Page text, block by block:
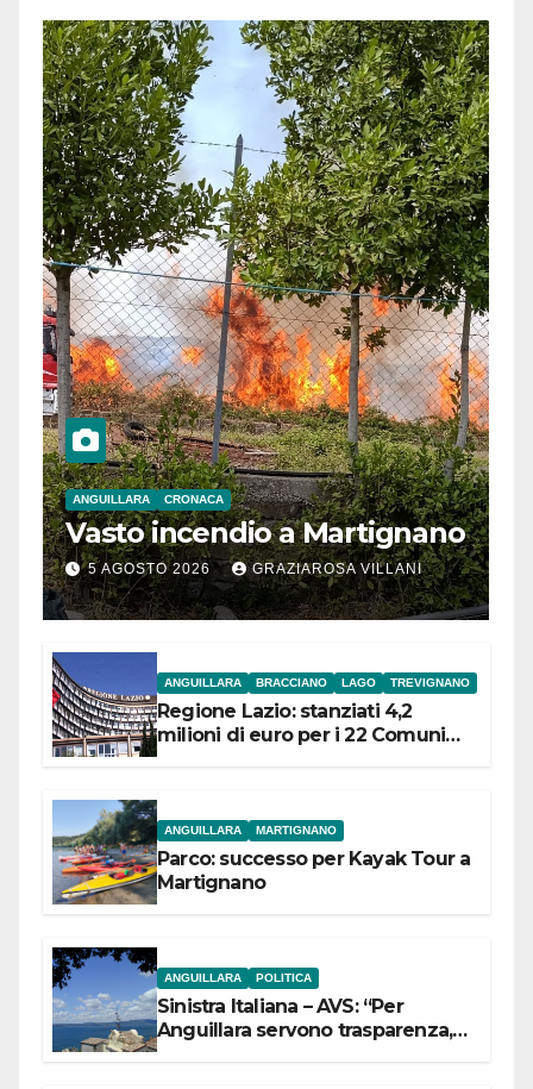
ANGUILLARA CRONACA
Vasto incendio a Martignano
5 AGOSTO 2026 GRAZIAROSA VILLANI
ANGUILLARA BRACCIANO LAGO TREVIGNANO
Regione Lazio: stanziati 4,2
milioni di euro per i 22 Comuni
ANGUILLARA MARTIGNANO
Parco: successo per Kayak Tour a
Martignano
ANGUILLARA POLITICA
Sinistra Italiana – AVS: “Per
Anguillara servono trasparenza,